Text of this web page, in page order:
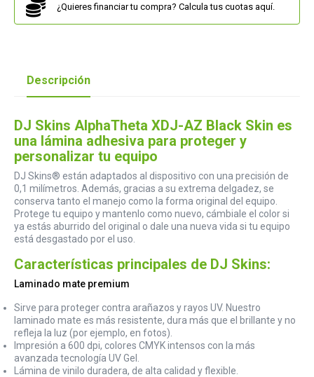
¿Quieres financiar tu compra? Calcula tus cuotas aquí.
Descripción
DJ Skins AlphaTheta XDJ-AZ Black Skin es
una lámina adhesiva para proteger y
personalizar tu equipo
DJ Skins® están adaptados al dispositivo con una precisión de
0,1 milímetros. Además, gracias a su extrema delgadez, se
conserva tanto el manejo como la forma original del equipo.
Protege tu equipo y mantenlo como nuevo, cámbiale el color si
ya estás aburrido del original o dale una nueva vida si tu equipo
está desgastado por el uso.
Características principales de DJ Skins:
Laminado mate premium
Sirve para proteger contra arañazos y rayos UV. Nuestro
laminado mate es más resistente, dura más que el brillante y no
refleja la luz (por ejemplo, en fotos).
Impresión a 600 dpi, colores CMYK intensos con la más
avanzada tecnología UV Gel.
Lámina de vinilo duradera, de alta calidad y flexible.